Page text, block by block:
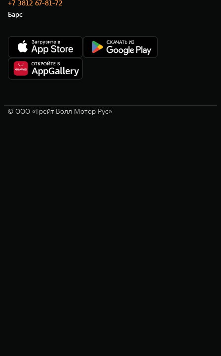
+7 3812 67-81-72
Барс
© ООО «Грейт Волл Мотор Рус»